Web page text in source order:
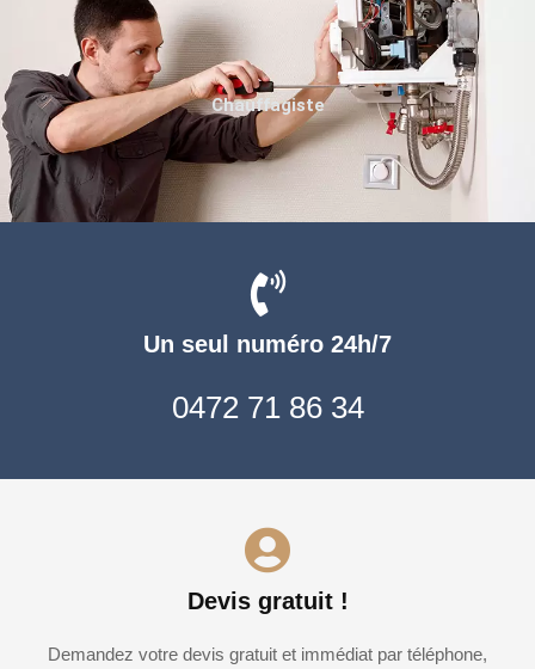
Un seul numéro 24h/7
0472 71 86 34
Devis gratuit !
Demandez votre devis gratuit et immédiat par téléphone,
Chauffagiste